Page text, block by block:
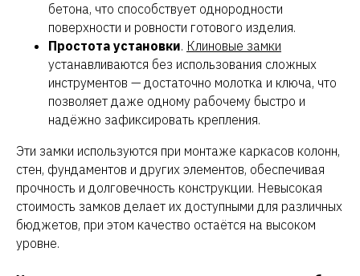
бетона, что способствует однородности
поверхности и ровности готового изделия.
Простота установки. Клиновые замки
устанавливаются без использования сложных
инструментов — достаточно молотка и ключа, что
позволяет даже одному рабочему быстро и
надёжно зафиксировать крепления.
Эти замки используются при монтаже каркасов колонн,
стен, фундаментов и других элементов, обеспечивая
прочность и долговечность конструкции. Невысокая
стоимость замков делает их доступными для различных
бюджетов, при этом качество остаётся на высоком
уровне.